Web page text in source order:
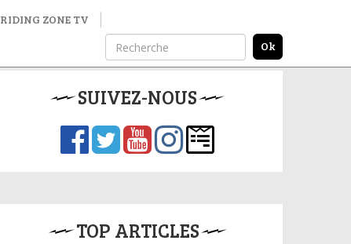
RIDING ZONE TV
SUIVEZ-NOUS
TOP ARTICLES